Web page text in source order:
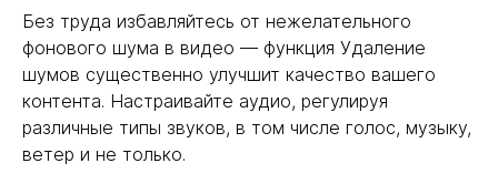
Без труда избавляйтесь от нежелательного
фонового шума в видео — функция Удаление
шумов существенно улучшит качество вашего
контента. Настраивайте аудио, регулируя
различные типы звуков, в том числе голос, музыку,
ветер и не только.